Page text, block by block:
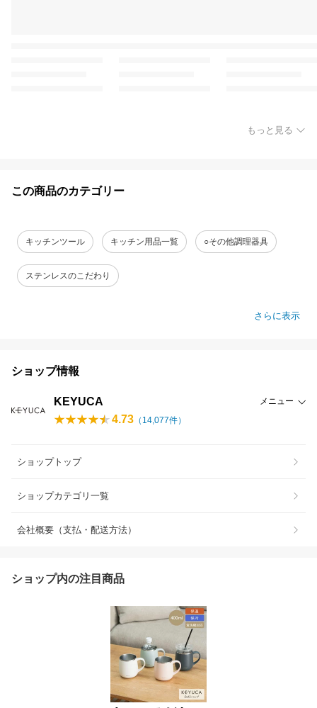
もっと見る
この商品のカテゴリー
キッチンツール キッチン用品一覧 ○その他調理器具
ステンレスのこだわり
さらに表示
ショップ情報
KEYUCA メニュー
4.73 （ 14,077件）
ショップトップ
ショップカテゴリ一覧
会社概要（支払・配送方法）
ショップ内の注目商品